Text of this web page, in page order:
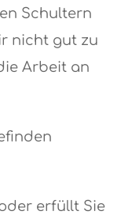
Schultern
nicht gut zu
Arbeit an
erfüllt Sie